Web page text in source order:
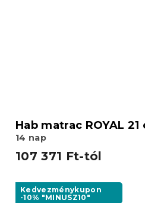
Hab matrac ROYAL
14 nap
107 371 Ft-tól
Kedvezménykupon
-10% "MINUSZ10"